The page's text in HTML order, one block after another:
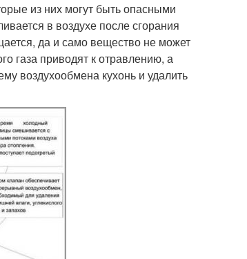
из них могут быть опасными
в воздухе после сгорания
да и само вещество не может
газа приводят к отравлению, а
воздухообмена кухонь и удалить